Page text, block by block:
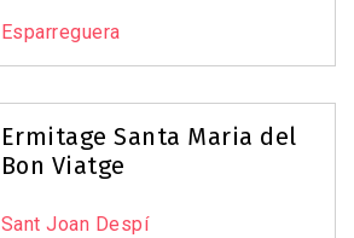
Esparreguera
Ermitage Santa Maria del
Bon Viatge
Sant Joan Despí